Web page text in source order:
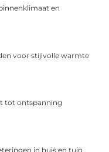
en
voor stijlvolle warmte
tot ontspanning
in huis en tuin